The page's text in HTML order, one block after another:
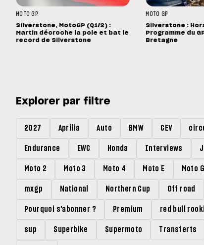
MOTO GP
Silverstone, MotoGP (Q1/2) :
Martin décroche la pole et bat le
record de Silverstone
MOTO GP
Silverstone :
Programme du
Bretagne
Explorer par filtre
2027 Aprilia Auto BMW CEV
Endurance EWC Honda Interviews
Moto 2 Moto 3 Moto 4 Moto E Moto
mxgp National Northern Cup Off road
Pourquoi s'abonner ? Premium red bull
sup Superbike Supermoto Transferts